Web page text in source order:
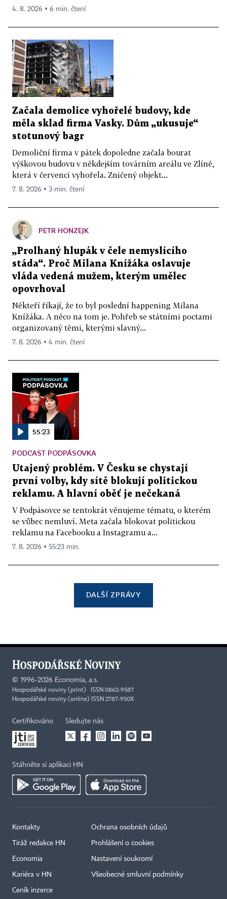
4. 8. 2026 ▪ 6 min. čtení
Začala demolice vyhořelé budovy, kde
měla sklad firma Vasky. Dům „ukusuje“
stotunový bagr
Demoliční firma v pátek dopoledne začala bourat
výškovou budovu v někdejším továrním areálu ve Zlíně,
která v červenci vyhořela. Zničený objekt...
7. 8. 2026 ▪ 3 min. čtení
PETR HONZEJK
„Prolhaný hlupák v čele nemyslícího
stáda“. Proč Milana Knížáka oslavuje
vláda vedená mužem, kterým umělec
opovrhoval
Někteří říkají, že to byl poslední happening Milana
Knížáka. A něco na tom je. Pohřeb se státními poctami
organizovaný těmi, kterými slavný...
7. 8. 2026 ▪ 4 min. čtení
55:23
PODCAST PODPÁSOVKA
Utajený problém. V Česku se chystají
první volby, kdy sítě blokují politickou
reklamu. A hlavní oběť je nečekaná
V Podpásovce se tentokrát věnujeme tématu, o kterém
se vůbec nemluví. Meta začala blokovat politickou
reklamu na Facebooku a Instagramu a...
7. 8. 2026 ▪ 55:23 min.
DALŠÍ ZPRÁVY
© 1996-2026 Economia, a.s.
Hospodářské noviny (print) ISSN 0862-9587
Hospodářské noviny (online) ISSN 2787-950X
Certifikováno Sledujte nás
Stáhněte si aplikaci HN
Kontakty
Tiráž redakce HN
Economia
Kariéra v HN
Ceník inzerce
Ochrana osobních údajů
Prohlášení o cookies
Nastavení soukromí
Všeobecné smluvní podmínky